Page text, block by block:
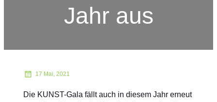
Jahr aus
17 Mai, 2021
Die KUNST-Gala fällt auch in diesem Jahr erneut